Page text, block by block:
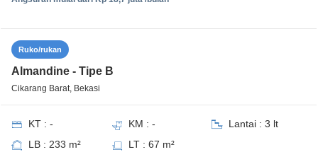
Ruko/rukan
Almandine - Tipe B
Cikarang Barat, Bekasi
KT : - KM : -
Lantai : 3 lt
LB : 233 m²
LT : 67 m²